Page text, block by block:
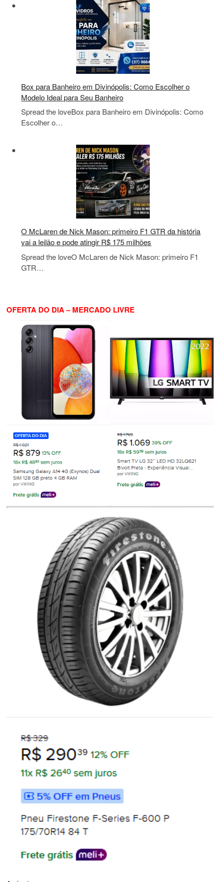
Box para Banheiro em Divinópolis: Como Escolher o
Modelo Ideal para Seu Banheiro
Spread the loveBox para Banheiro em Divinópolis: Como
Escolher o…
O McLaren de Nick Mason: primeiro F1 GTR da história
vai a leilão e pode atingir R$ 175 milhões
Spread the loveO McLaren de Nick Mason: primeiro F1
GTR…
OFERTA DO DIA – MERCADO LIVRE